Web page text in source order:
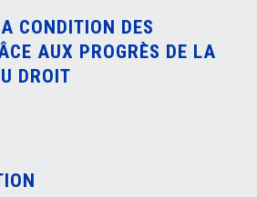
CONDITION DES
AUX PROGRÈS DE LA
DROIT